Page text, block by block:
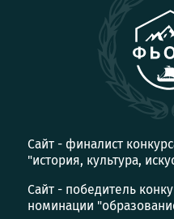
Сайт - финалист
"история, культура,
Сайт - победитель
номинации